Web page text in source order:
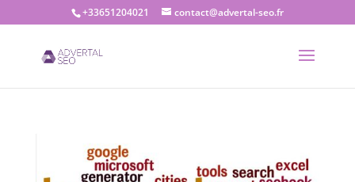
+33651204021 contact@advertal-seo.fr